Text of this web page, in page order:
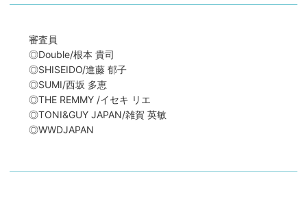
審査員
◎Double/根本 貴司
◎SHISEIDO/進藤 郁子
◎SUMI/西坂 多恵
◎THE REMMY /イセキ リエ
◎TONI&GUY JAPAN/雑賀 英敏
◎WWDJAPAN